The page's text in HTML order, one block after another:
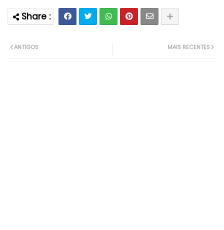
MAIS RECENTES
ANTIGOS